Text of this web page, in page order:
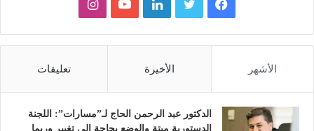
ي
و
و
ر
ي
د
و
و
ن
ق
الأشهر الأخيرة تعليقات
الدكتور عبد الرحمن الحاج لـ”مسارات”: اللجنة
الدستورية ميتة والوضع بحاجة إلى تغيير وربما